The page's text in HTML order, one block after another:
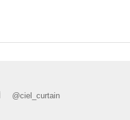
@ciel_curtain